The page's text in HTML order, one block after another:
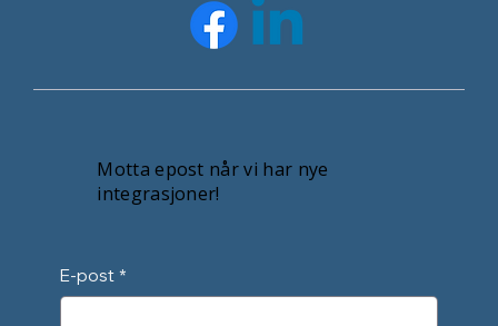
Motta epost når vi har nye
integrasjoner!
E-post *